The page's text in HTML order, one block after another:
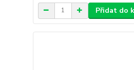
Přidat do